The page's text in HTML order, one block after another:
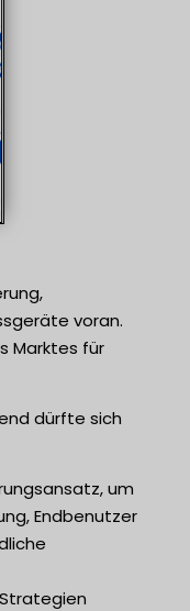
voran.
Marktes für
dürfte sich
um
Endbenutzer